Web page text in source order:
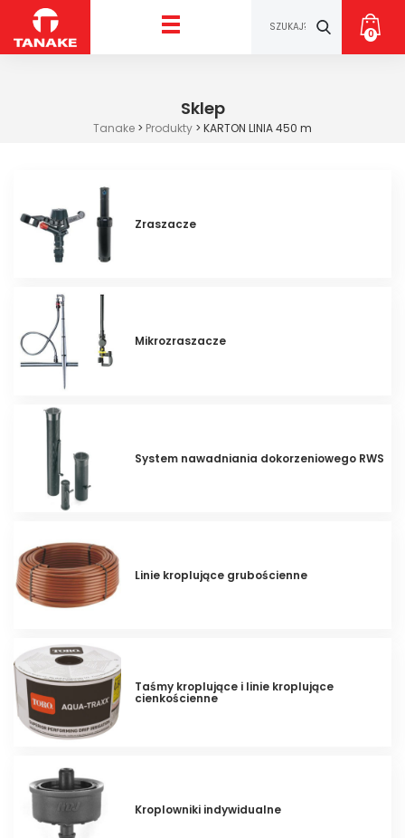
0
Sklep
Tanake > Produkty > KARTON LINIA 450 m
Zraszacze
Mikrozraszacze
System nawadniania dokorzeniowego RWS
Linie kroplujące grubościenne
Taśmy kroplujące i linie kroplujące
cienkościenne
Kroplowniki indywidualne